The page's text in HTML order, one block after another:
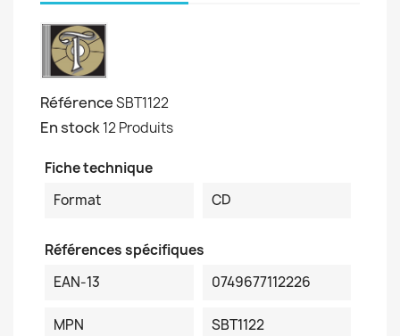
RéférenceSBT1122
En stock12 Produits
Fiche technique
Format
CD
Références spécifiques
EAN-13
0749677112226
MPN SBT1122